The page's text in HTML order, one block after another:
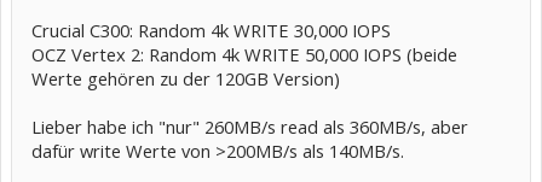
Crucial C300: Random 4k WRITE 30,000 IOPS
OCZ Vertex 2: Random 4k WRITE 50,000 IOPS (beide
Werte gehören zu der 120GB Version)
Lieber habe ich "nur" 260MB/s read als 360MB/s, aber
dafür write Werte von >200MB/s als 140MB/s.